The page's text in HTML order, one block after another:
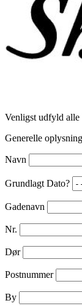
Venligst udfyld alle
Generelle
Navn
Grundlagt Dato?
Gadenavn
Nr.
Dør
Postnummer
By